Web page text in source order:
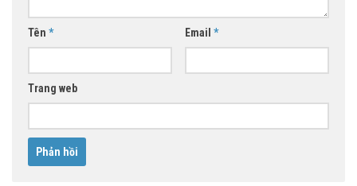
Tên * Email *
Trang web